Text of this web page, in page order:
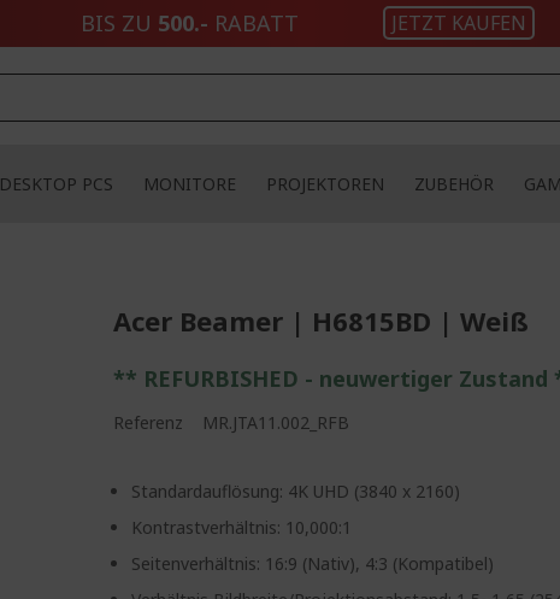
BIS ZU 500.- RABATT JETZT KAUFEN
DESKTOP PCS MONITORE PROJEKTOREN ZUBEHÖR
Acer Beamer | H6815BD | Weiß
** REFURBISHED - neuwertiger Zustand
Referenz MR.JTA11.002_RFB
Standardauflösung: 4K UHD (3840 x 2160)
Kontrastverhältnis: 10,000:1
Seitenverhältnis: 16:9 (Nativ), 4:3 (Kompatibel)